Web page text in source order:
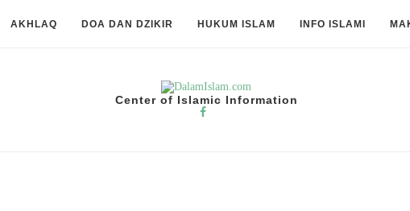
AKHLAQ DOA DAN DZIKIR HUKUM ISLAM INFO ISLAMI
Center of Islamic Information